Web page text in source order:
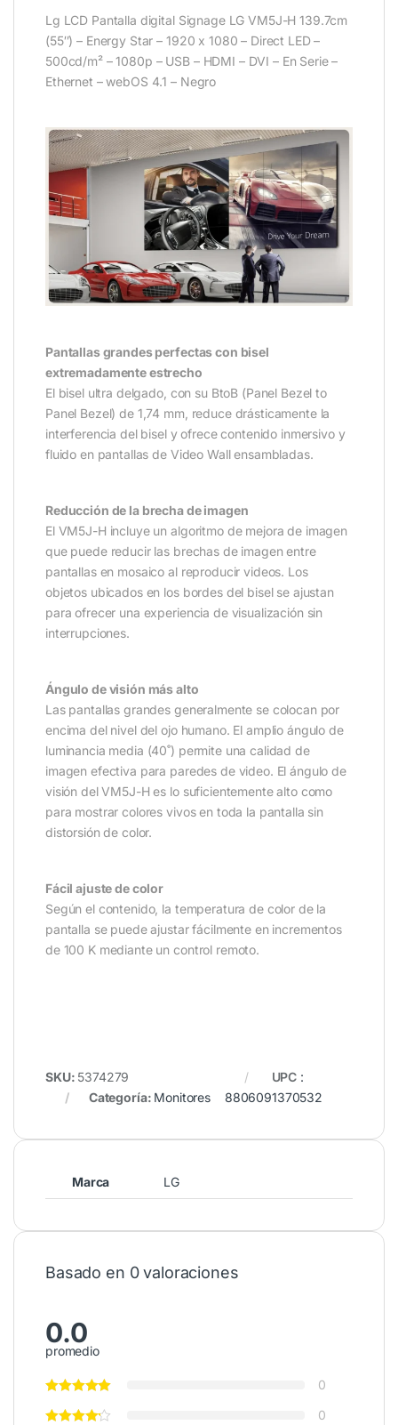
Lg LCD Pantalla digital Signage LG VM5J-H 139.7cm
(55″) – Energy Star – 1920 x 1080 – Direct LED –
500cd/m² – 1080p – USB – HDMI – DVI – En Serie –
Ethernet – webOS 4.1 – Negro
Pantallas grandes perfectas con bisel
extremadamente estrecho
El bisel ultra delgado, con su BtoB (Panel Bezel to
Panel Bezel) de 1,74 mm, reduce drásticamente la
interferencia del bisel y ofrece contenido inmersivo y
fluido en pantallas de Video Wall ensambladas.
Reducción de la brecha de imagen
El VM5J-H incluye un algoritmo de mejora de imagen
que puede reducir las brechas de imagen entre
pantallas en mosaico al reproducir videos. Los
objetos ubicados en los bordes del bisel se ajustan
para ofrecer una experiencia de visualización sin
interrupciones.
Ángulo de visión más alto
Las pantallas grandes generalmente se colocan por
encima del nivel del ojo humano. El amplio ángulo de
luminancia media (40˚) permite una calidad de
imagen efectiva para paredes de video. El ángulo de
visión del VM5J-H es lo suficientemente alto como
para mostrar colores vivos en toda la pantalla sin
distorsión de color.
Fácil ajuste de color
Según el contenido, la temperatura de color de la
pantalla se puede ajustar fácilmente en incrementos
de 100 K mediante un control remoto.
SKU: 5374279
Categoría: Monitores
UPC :
8806091370532
Marca LG
Basado en 0 valoraciones
0.0
promedio
0
0